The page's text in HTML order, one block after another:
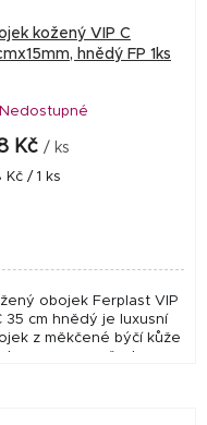
kožený VIP C
hnědý FP 1ks
Nedostupné
Kč / ks
Kč / 1 ks
obojek Ferplast VIP
35 cm hnědý je luxusní
z měkčené býčí kůže
chromovanou přezkou a